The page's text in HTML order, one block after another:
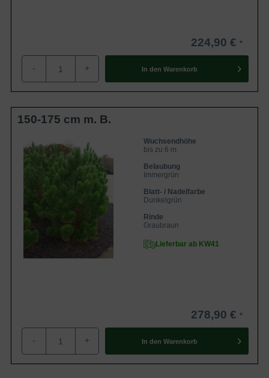
224,90 €
- + In den Warenkorb
150-175 cm m. B.
Wuchsendhöhe
bis zu 6 m
Belaubung
Immergrün
Blatt- / Nadelfarbe
Dunkelgrün
Rinde
Graubraun
Lieferbar ab KW41
278,90 €
- + In den Warenkorb